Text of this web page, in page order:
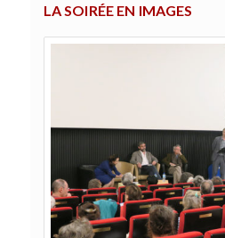
LA SOIRÉE EN IMAGES